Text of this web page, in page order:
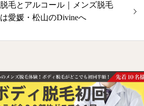
脱毛とアルコール｜メンズ脱毛
は愛媛・松山のDivineへ